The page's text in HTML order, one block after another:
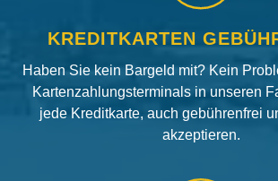
KREDITKARTEN
Haben Sie kein Bargeld mit? Kein
Kartenzahlungsterminals in unseren
jede Kreditkarte, auch gebührenfrei
akzeptieren.